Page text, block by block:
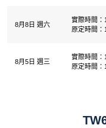
8月8日 週六
實際時間：
原定時間：
8月5日 週三
實際時間：
原定時間：